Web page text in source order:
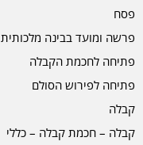
פסח
פרשה ומועד בבינה מלכותית
פתיחה לחכמת הקבלה
פתיחה לפירוש הסולם
קבלה
קבלה – חכמת קבלה – כללי